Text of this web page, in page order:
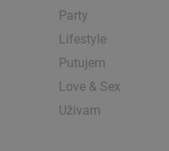
Party
Lifestyle
Putujem
Love & Sex
Uživam